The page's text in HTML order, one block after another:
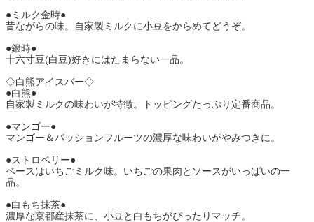
●ミルク金時●
昔ながらの味。自家製ミルクに小豆をからめてどうぞ。
●銀時●
十六寸豆(白豆)好きにはたまらない一品。
◇白熊アイスバー◇
●白熊●
自家製ミルクの味わいが特徴。トッピングたっぷり定番商品。
●マンゴー●
マンゴー＆パッションフルーツの濃厚な味わいがやみつきに。
●ストロベリー●
ベースはいちごミルク味。いちごの果肉とソースがいっぱいの一
品。
●白もち抹茶●
濃厚な京都産抹茶に、小豆と白もちがぴったりマッチ。